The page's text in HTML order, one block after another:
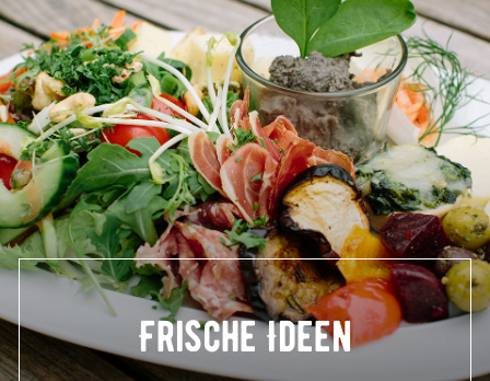
Frische Ideen